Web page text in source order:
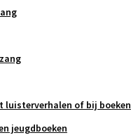
luisterverhalen of bij boeken
jeugdboeken